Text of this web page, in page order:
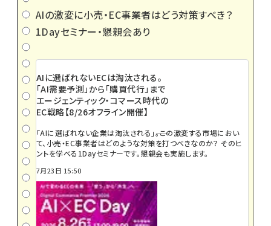
AIの激変に小売・EC事業者はどう対策すべき？
1Dayセミナー・懇親会あり
AIに選ばれないECは淘汰される。
「AI需要予測」から「購買代行」まで
エージェンティック・コマース時代の
EC戦略【8/26オフライン開催】
「AIに選ばれない企業は淘汰される」――。この激変する市場におい
て、小売・EC事業者はどのような対策を打つべきなのか？ そのヒ
ントを学べる1Dayセミナーです。懇親会も実施します。
7月23日 15:50